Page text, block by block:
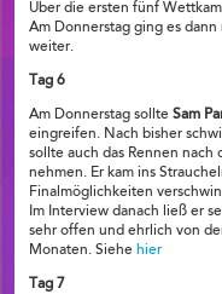
Über die ersten fünf
Am Donnerstag ging es
weiter.
Tag 6
Am Donnerstag sollte Sam
eingreifen. Nach bisher
sollte auch das Rennen nach
nehmen. Er kam ins
Finalmöglichkeiten
Im Interview danach ließ er
sehr offen und ehrlich von
Monaten. Siehe hier
Tag 7